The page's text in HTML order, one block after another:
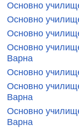
Основно
Основно
Основно
Основно
Варна
Основно
Основно
Варна
Основно
Варна